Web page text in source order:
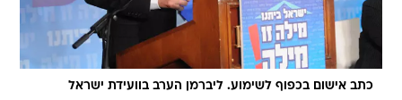
כתב אישום בכפוף לשימוע. ליברמן הערב בוועידת ישראל